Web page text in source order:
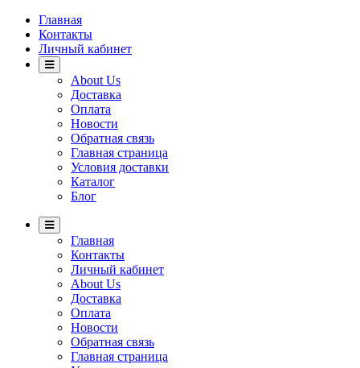
Главная
Контакты
Личный кабинет
About Us
Доставка
Оплата
Новости
Обратная связь
Главная страница
Условия доставки
Каталог
Блог
Главная
Контакты
Личный кабинет
About Us
Доставка
Оплата
Новости
Обратная связь
Главная страница